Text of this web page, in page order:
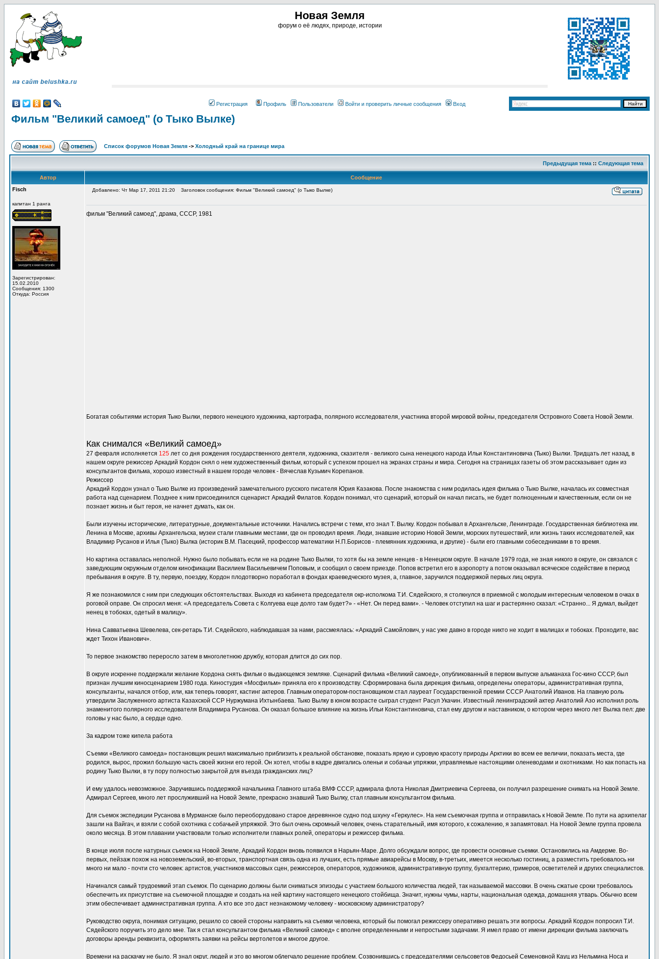
Новая Земля
форум о её людях, природе, истории
Регистрация Профиль Пользователи Войти и проверить личные сообщения Вход
Фильм "Великий самоед" (о Тыко Вылке)
Список форумов Новая Земля -> Холодный край на границе мира
Предыдущая тема :: Следующая тема
Автор
Сообщение
Fisch
капитан 1 ранга
Зарегистрирован:
15.02.2010
Сообщения: 1300
Откуда: Россия
Добавлено: Чт Мар 17, 2011 21:20 Заголовок сообщения: Фильм "Великий самоед" (о Тыко Вылке)
фильм "Великий самоед", драма, СССР, 1981
Богатая событиями история Тыко Вылки, первого ненецкого художника, картографа, полярного исследователя, участника второй мировой войны, председателя Островного Совета Новой Земли.
Как снимался «Великий самоед»
27 февраля исполняется 125 лет со дня рождения государственного деятеля, художника, сказителя - великого сына ненецкого народа Ильи Константиновича (Тыко) Вылки. Тридцать лет назад, в
нашем округе режиссер Аркадий Кордон снял о нем художественный фильм, который с успехом прошел на экранах страны и мира. Сегодня на страницах газеты об этом рассказывает один из
консультантов фильма, хорошо известный в нашем городе человек - Вячеслав Кузьмич Корепанов.
Режиссер
Аркадий Кордон узнал о Тыко Вылке из произведений замечательного русского писателя Юрия Казакова. После знакомства с ним родилась идея фильма о Тыко Вылке, началась их совместная
работа над сценарием. Позднее к ним присоединился сценарист Аркадий Филатов. Кордон понимал, что сценарий, который он начал писать, не будет полноценным и качественным, если он не
познает жизнь и быт героя, не начнет думать, как он.
Были изучены исторические, литературные, документальные источники. Начались встречи с теми, кто знал Т. Вылку. Кордон побывал в Архангельске, Ленинграде. Государственная библиотека им.
Ленина в Москве, архивы Архангельска, музеи стали главными местами, где он проводил время. Люди, знавшие историю Новой Земли, морских путешествий, или жизнь таких исследователей, как
Владимир Русанов и Илья (Тыко) Вылка (историк В.М. Пасецкий, профессор математики Н.П.Борисов - племянник художника, и другие) - были его главными собеседниками в то время.
Но картина оставалась неполной. Нужно было побывать если не на родине Тыко Вылки, то хотя бы на земле ненцев - в Ненецком округе. В начале 1979 года, не зная никого в округе, он связался с
заведующим окружным отделом кинофикации Василием Васильевичем Поповым, и сообщил о своем приезде. Попов встретил его в аэропорту а потом оказывал всяческое содействие в период
пребывания в округе. В ту, первую, поездку, Кордон плодотворно поработал в фондах краеведческого музея, а, главное, заручился поддержкой первых лиц округа.
Я же познакомился с ним при следующих обстоятельствах. Выходя из кабинета председателя окр-исполкома Т.И. Сядейского, я столкнулся в приемной с молодым интересным человеком в очках в
роговой оправе. Он спросил меня: «А председатель Совета с Колгуева еще долго там будет?» - «Нет. Он перед вами». - Человек отступил на шаг и растерянно сказал: «Странно... Я думал, выйдет
ненец в тобоках, одетый в малицу».
Нина Савватьевна Шевелева, сек-ретарь Т.И. Сядейского, наблюдавшая за нами, рассмеялась: «Аркадий Самойлович, у нас уже давно в городе никто не ходит в малицах и тобоках. Проходите, вас
ждет Тихон Иванович».
То первое знакомство переросло затем в многолетнюю дружбу, которая длится до сих пор.
В округе искренне поддержали желание Кордона снять фильм о выдающемся земляке. Сценарий фильма «Великий самоед», опубликованный в первом выпуске альманаха Гос-кино СССР, был
признан лучшим киносценарием 1980 года. Киностудия «Мосфильм» приняла его к производству. Сформирована была дирекция фильма, определены операторы, административная группа,
консультанты, начался отбор, или, как теперь говорят, кастинг актеров. Главным оператором-постановщиком стал лауреат Государственной премии СССР Анатолий Иванов. На главную роль
утвердили Заслуженного артиста Казахской ССР Нуржумана Ихтынбаева. Тыко Вылку в юном возрасте сыграл студент Расул Укачин. Известный ленинградский актер Анатолий Азо исполнил роль
знаменитого полярного исследователя Владимира Русанова. Он оказал большое влияние на жизнь Ильи Константиновича, стал ему другом и наставником, о котором через много лет Вылка пел: две
головы у нас было, а сердце одно.
За кадром тоже кипела работа
Съемки «Великого самоеда» постановщик решил максимально приблизить к реальной обстановке, показать яркую и суровую красоту природы Арктики во всем ее величии, показать места, где
родился, вырос, прожил большую часть своей жизни его герой. Он хотел, чтобы в кадре двигались оленьи и собачьи упряжки, управляемые настоящими оленеводами и охотниками. Но как попасть на
родину Тыко Вылки, в ту пору полностью закрытой для въезда гражданских лиц?
И ему удалось невозможное. Заручившись поддержкой начальника Главного штаба ВМФ СССР, адмирала флота Николая Дмитриевича Сергеева, он получил разрешение снимать на Новой Земле.
Адмирал Сергеев, много лет прослуживший на Новой Земле, прекрасно знавший Тыко Вылку, стал главным консультантом фильма.
Для съемок экспедиции Русанова в Мурманске было переоборудовано старое деревянное судно под шхуну «Геркулес». На нем съемочная группа и отправилась к Новой Земле. По пути на архипелаг
зашли на Вайгач, и взяли с собой охотника с собачьей упряжкой. Это был очень скромный человек, очень старательный, имя которого, к сожалению, я запамятовал. На Новой Земле группа провела
около месяца. В этом плавании участвовали только исполнители главных ролей, операторы и режиссер фильма.
В конце июля после натурных съемок на Новой Земле, Аркадий Кордон вновь появился в Нарьян-Маре. Долго обсуждали вопрос, где провести основные съемки. Остановились на Амдерме. Во-
первых, пейзаж похож на новоземельский, во-вторых, транспортная связь одна из лучших, есть прямые авиарейсы в Москву, в-третьих, имеется несколько гостиниц, а разместить требовалось ни
много ни мало - почти сто человек: артистов, участников массовых сцен, режиссеров, операторов, художников, административную группу, бухгалтерию, гримеров, осветителей и других специалистов.
Начинался самый трудоемкий этап съемок. По сценарию должны были сниматься эпизоды с участием большого количества людей, так называемой массовки. В очень сжатые сроки требовалось
обеспечить их присутствие на съемочной площадке и создать на ней картину настоящего ненецкого стойбища. Значит, нужны чумы, нарты, национальная одежда, домашняя утварь. Обычно всем
этим обеспечивает административная группа. А кто все это даст незнакомому человеку - московскому администратору?
Руководство округа, понимая ситуацию, решило со своей стороны направить на съемки человека, который бы помогал режиссеру оперативно решать эти вопросы. Аркадий Кордон попросил Т.И.
Сядейского поручить это дело мне. Так я стал консультантом фильма «Великий самоед» с вполне определенными и непростыми задачами. Я имел право от имени дирекции фильма заключать
договоры аренды реквизита, оформлять заявки на рейсы вертолетов и многое другое.
Времени на раскачку не было. Я знал округ, людей и это во многом облегчало решение проблем. Созвонившись с председателями сельсоветов Федосьей Семеновной Кауц из Нельмина Носа и